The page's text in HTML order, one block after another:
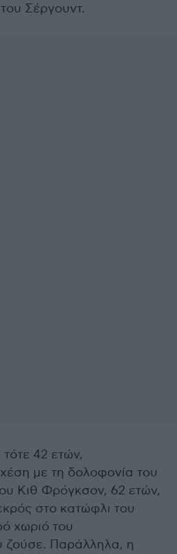
Σέργουντ.
42 ετών,
με τη δολοφονία του
Κιθ Φρόγκσον, 62 ετών,
στο κατώφλι του
χωριό του
ζούσε. Παράλληλα, η